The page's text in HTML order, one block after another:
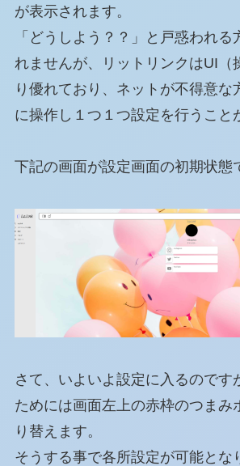
が表示されます。
「どうしよう？？」と戸惑われる
れませんが、リットリンクはUI（
り優れており、ネットが不得意な
に操作し１つ１つ設定を行うこと
下記の画面が設定画面の初期状態
さて、いよいよ設定に入るのです
ためには画面左上の赤枠のつまみ
り替えます。
そうする事で各所設定が可能とな